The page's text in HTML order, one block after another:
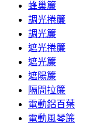
蜂巢簾
調光捲簾
調光簾
遮光捲簾
遮光簾
遮陽簾
隔間拉簾
電動鋁百葉
電動風琴簾